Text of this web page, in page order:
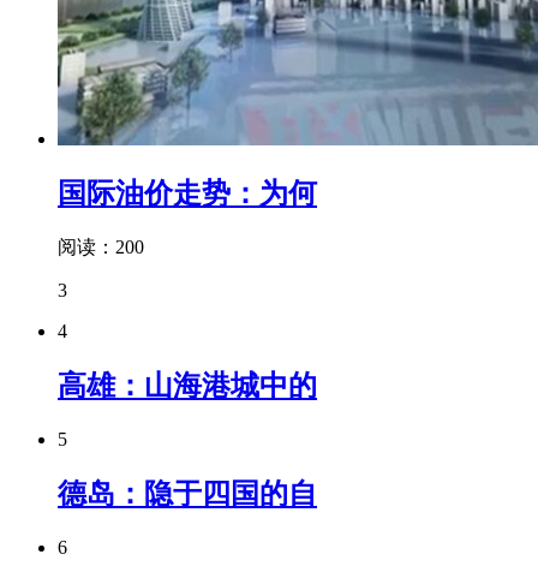
国际油价走势：为何
阅读：200
3
4
高雄：山海港城中的
5
德岛：隐于四国的自
6